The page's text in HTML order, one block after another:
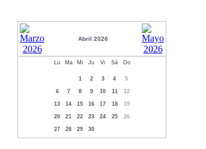
Abril 2026
Lu Ma Mi Ju Vi Sá Do
1 2 3 4 5
6 7 8 9 10 11 12
13 14 15 16 17 18 19
20 21 22 23 24 25 26
27 28 29 30